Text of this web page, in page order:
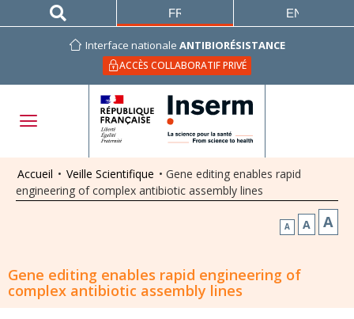
Interface nationale ANTIBIORÉSISTANCE
ACCÈS COLLABORATIF PRIVÉ
FRANÇAIS ENGLISH
Accueil • Veille Scientifique • Gene editing enables rapid
engineering of complex antibiotic assembly lines
A A A
Gene editing enables rapid engineering of
complex antibiotic assembly lines